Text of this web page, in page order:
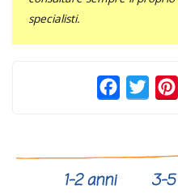
specialisti.
Facebook
1-2 anni 3-